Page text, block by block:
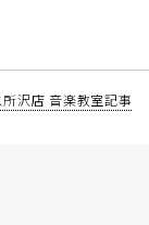
沢店 音楽教室記事一